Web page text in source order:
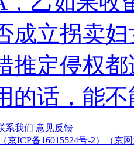
成立拐卖
推定侵权
的话，能
系我们 意见反馈
（京ICP备16015524号-2） （京